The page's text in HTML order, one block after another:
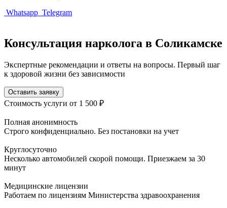
Whatsapp Telegram
Консультация нарколога в Соликамске
Экспертные рекомендации и ответы на вопросы. Первый шаг
к здоровой жизни без зависимости
Оставить заявку
Стоимость услуги от 1 500 ₽
Полная анонимность
Строго конфиденциально. Без постановки на учет
Круглосуточно
Несколько автомобилей скорой помощи. Приезжаем за 30
минут
Медицинские лицензии
Работаем по лицензиям Министерства здравоохранения